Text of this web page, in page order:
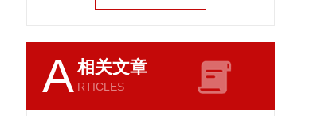
A相关文章
RTICLES